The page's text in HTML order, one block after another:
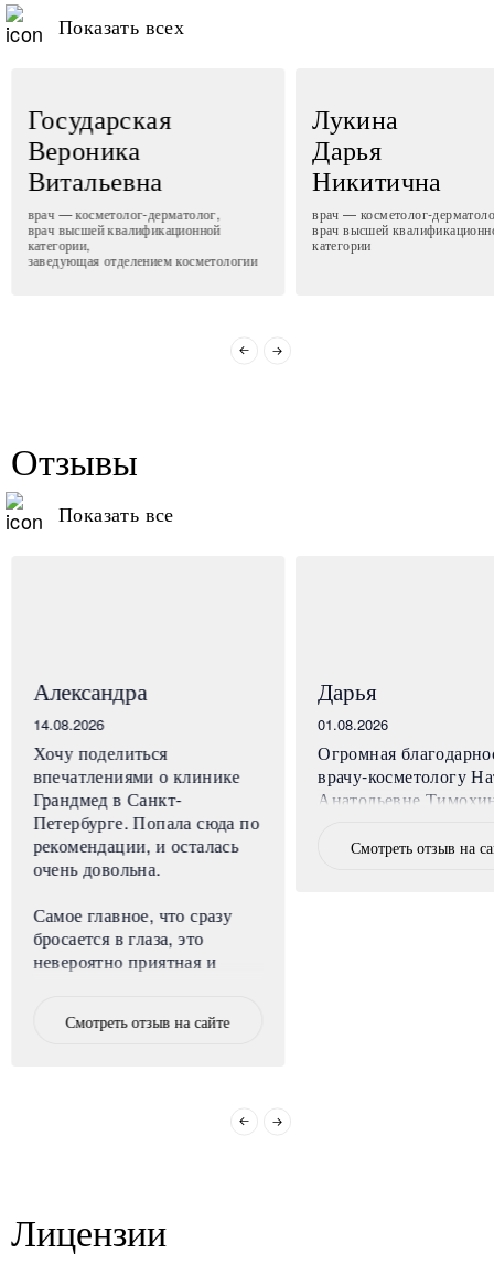
Показать всех
Государская
Вероника
Витальевна
врач — косметолог-дерматолог,
врач высшей квалификационной
категории,
заведующая отделением косметологии
Лукина
Дарья
Никитична
врач — косметолог-
врач высшей
категории
Отзывы
Показать все
Александра
14.08.2026
Хочу поделиться
впечатлениями о клинике
Грандмед в Санкт-
Петербурге. Попала сюда по
рекомендации, и осталась
очень довольна.
Самое главное, что сразу
бросается в глаза, это
невероятно приятная и
города, но внутри нет
отношение
администраторов, они
встречают с улыбкой, всегда
Смотреть отзыв на сайте
Дарья
01.08.2026
Огромная
врачу-косметологу
Анатольевне
Смотреть отзыв на
Лицензии